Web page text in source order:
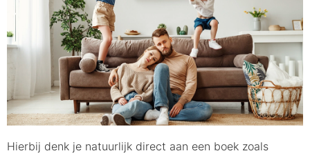
Hierbij denk je natuurlijk direct aan een boek zoals